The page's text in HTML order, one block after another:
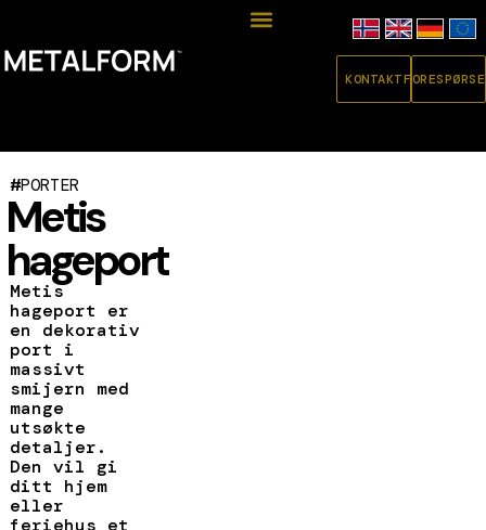
KONTAKT
#PORTER
Metis
hageport
Metis
hageport er
en dekorativ
port i
massivt
smijern med
mange
utsøkte
detaljer.
Den vil gi
ditt hjem
eller
feriehus et